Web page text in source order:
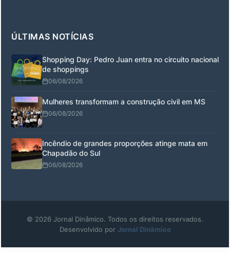
ÚLTIMAS NOTÍCIAS
Shopping Day: Pedro Juan entra no circuito nacional
de shoppings
06/08/2026
Mulheres transformam a construção civil em MS
06/08/2026
Incêndio de grandes proporções atinge mata em
Chapadão do Sul
06/08/2026
© 2026 Jornal Dinâmico. Todos os direitos reservados.
Desenvolvido por Jornal Dinâmico